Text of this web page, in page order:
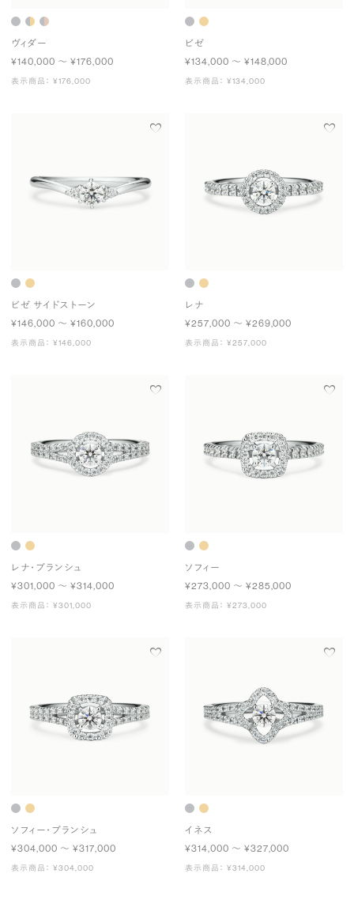
ヴィダー
¥140,000 〜 ¥176,000
表示商品： ¥176,000
ビゼ
¥134,000 〜 ¥148,000
表示商品： ¥134,000
ビゼ サイドストーン
¥146,000 〜 ¥160,000
表示商品： ¥146,000
レナ
¥257,000 〜 ¥269,000
表示商品： ¥257,000
レナ・ブランシュ
¥301,000 〜 ¥314,000
表示商品： ¥301,000
ソフィー
¥273,000 〜 ¥285,000
表示商品： ¥273,000
ソフィー・ブランシュ
¥304,000 〜 ¥317,000
表示商品： ¥304,000
イネス
¥314,000 〜 ¥327,000
表示商品： ¥314,000